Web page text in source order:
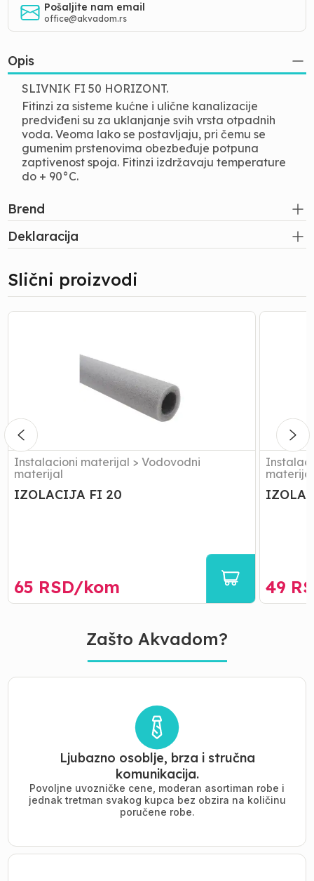
Pošaljite nam email
office@akvadom.rs
Opis
SLIVNIK FI 50 HORIZONT.
Fitinzi za sisteme kućne i ulične kanalizacije
predviđeni su za uklanjanje svih vrsta otpadnih
voda. Veoma lako se postavljaju, pri čemu se
gumenim prstenovima obezbeđuje potpuna
zaptivenost spoja. Fitinzi izdržavaju temperature
do + 90°C.
Brend
Deklaracija
Slični proizvodi
IZOLACIJA
Instalacioni materijal > Vodovodni
materijal
IZOLACIJA FI 20
65 RSD/kom 49
Zašto Akvadom?
Ljubazno osoblje, brza i stručna
komunikacija.
Povoljne uvozničke cene, moderan asortiman robe i
jednak tretman svakog kupca bez obzira na količinu
poručene robe.